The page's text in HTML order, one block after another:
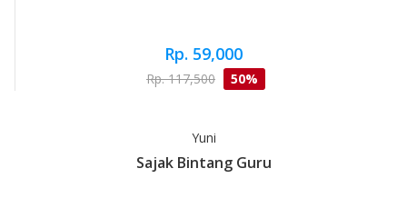
Rp. 59,000
Rp. 117,500 50%
Yuni
Sajak Bintang Guru